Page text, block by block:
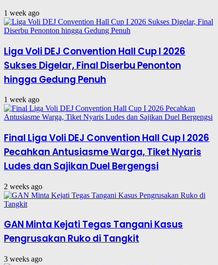
1 week ago
Liga Voli DEJ Convention Hall Cup I 2026
Sukses Digelar, Final Diserbu Penonton
hingga Gedung Penuh
1 week ago
Final Liga Voli DEJ Convention Hall Cup I 2026
Pecahkan Antusiasme Warga, Tiket Nyaris
Ludes dan Sajikan Duel Bergengsi
2 weeks ago
GAN Minta Kejati Tegas Tangani Kasus
Pengrusakan Ruko di Tangkit
3 weeks ago